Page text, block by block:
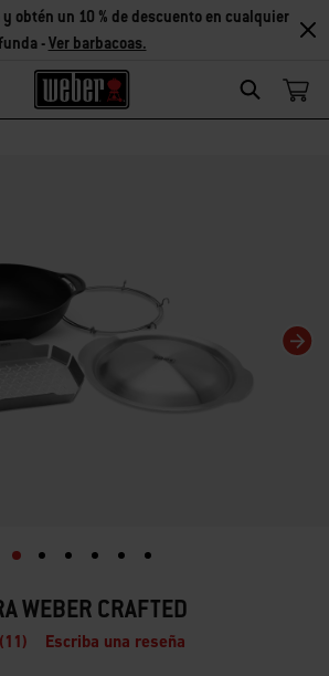
Search
obtén un 10 % de descuento en cualquier
-Ver barbacoas.
WEBER CRAFTED
(11) Escriba una reseña